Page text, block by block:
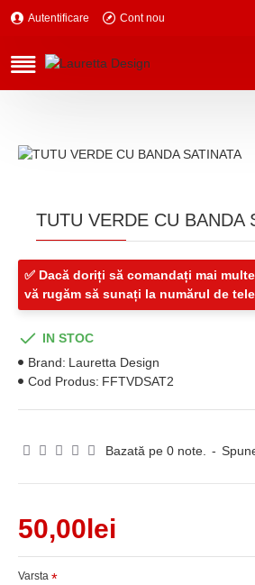
Autentificare Cont nou
TUTU VERDE CU BANDA
✅ Dacă doriți să comandați mai
vă rugăm să sunați la numărul de
IN STOC
Brand: Lauretta Design
Cod Produs: FFTVDSAT2
Bazată pe 0 note. -
50,00lei
Varsta